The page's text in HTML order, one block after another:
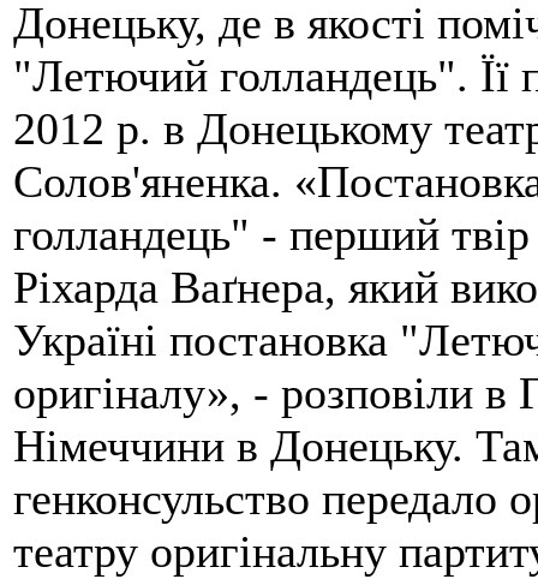
Донецьку, де в якості
"Летючий голландець". Її
2012 р. в Донецькому
Солов'яненка.
голландець" - перший
Ріхарда Ваґнера, який
Україні постановка
оригіналу», - розповіли в
Німеччини в Донецьку.
генконсульство передало
театру оригінальну